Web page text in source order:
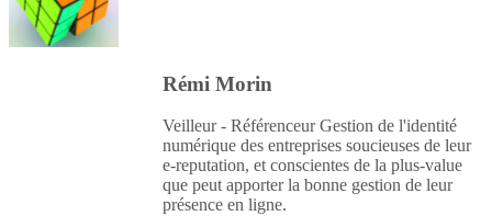
Rémi Morin
Veilleur - Référenceur Gestion de l'identité
numérique des entreprises soucieuses de leur
e-reputation, et conscientes de la plus-value
que peut apporter la bonne gestion de leur
présence en ligne.